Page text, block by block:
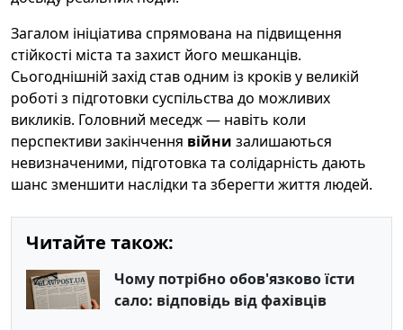
Загалом ініціатива спрямована на підвищення
стійкості міста та захист його мешканців.
Сьогоднішній захід став одним із кроків у великій
роботі з підготовки суспільства до можливих
викликів. Головний меседж — навіть коли
перспективи закінчення війни залишаються
невизначеними, підготовка та солідарність дають
шанс зменшити наслідки та зберегти життя людей.
Читайте також:
Чому потрібно обов'язково їсти
сало: відповідь від фахівців